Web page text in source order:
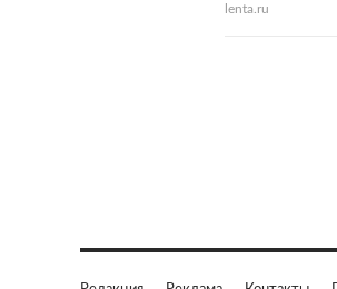
lenta.ru